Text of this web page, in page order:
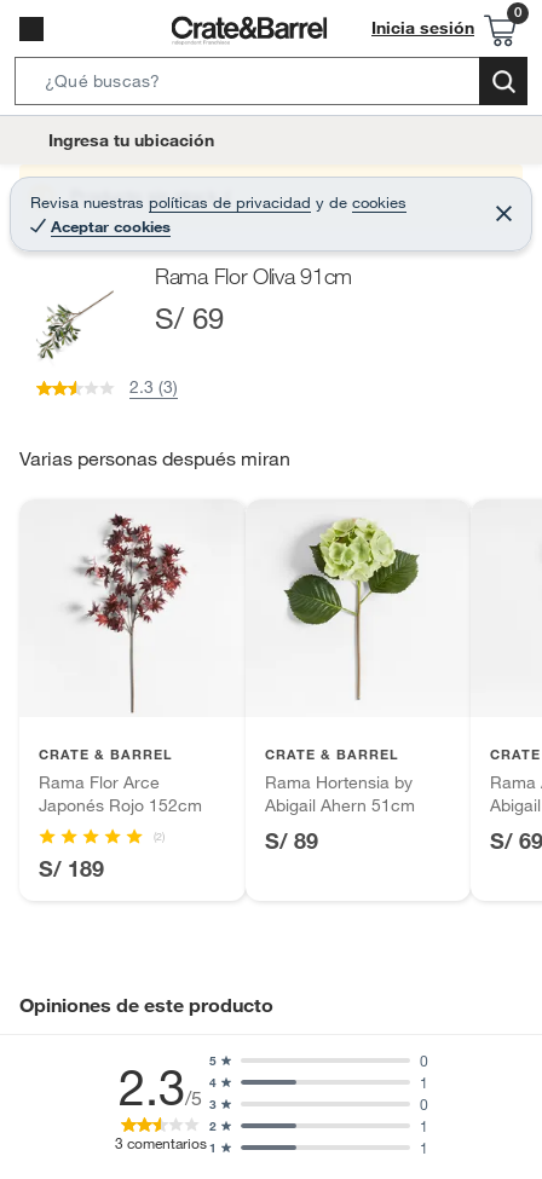
Inicia sesión
e
r
c
B
t
o
Ingresa tu ubicación
Revisa nuestras políticas de privacidad y de cookies
Aceptar cookies
C
e
r
Producto sin stock :(
Rama Flor Oliva 91cm
S/ 69
2.3 (3)
Varias personas después miran
CRATE & BARREL
Rama Flor Arce
Japonés Rojo 152cm
(2)
S/ 189
CRATE & BARREL
Rama Hortensia by
Abigail Ahern 51cm
S/ 89
Rama
S/
Opiniones de este producto
2.3/5
3 comentarios1 1
2 1
3 0
4 1
5 0